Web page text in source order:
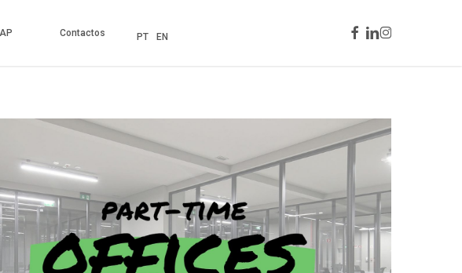
Contactos PT EN Facebook
Linkedin
Instagram